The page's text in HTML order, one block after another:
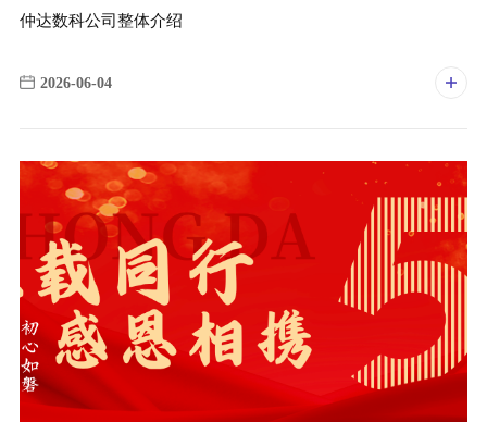
仲达数科公司整体介绍
2026-06-04